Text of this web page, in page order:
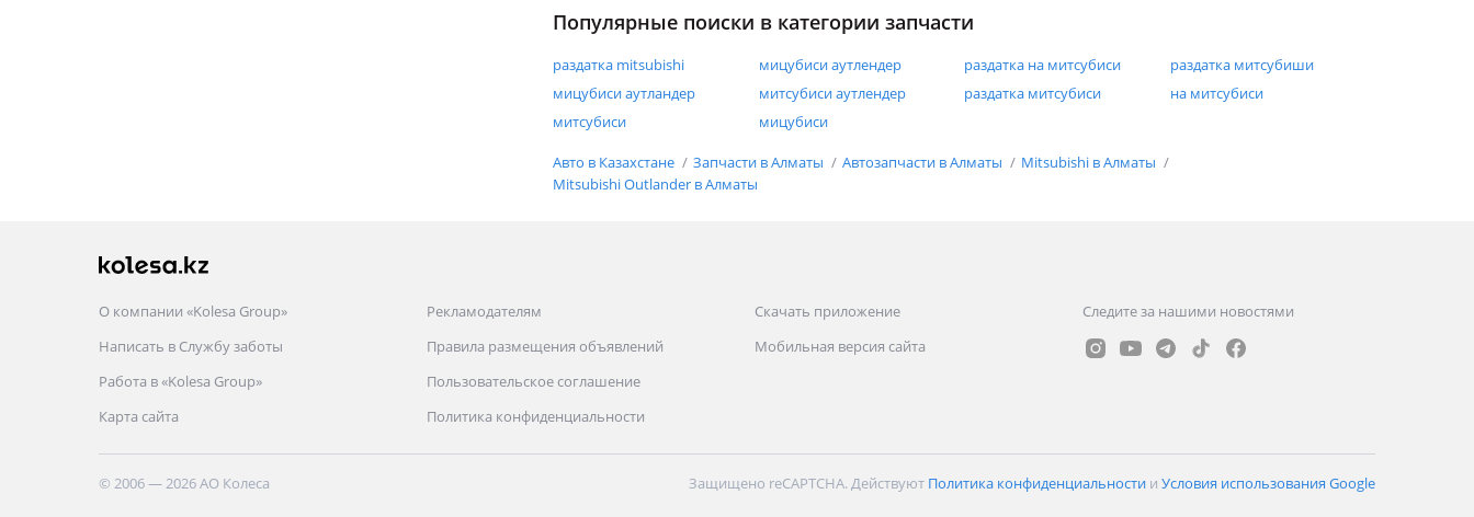
Популярные поиски в категории запчасти
раздатка mitsubishi мицубиси аутлендер раздатка на митсубиси
раздатка митсубиши
мицубиси аутландер
митсубиси аутлендер раздатка митсубиси
на митсубиси
митсубиси
мицубиси
Авто в Казахстане Запчасти в Алматы Автозапчасти в Алматы
Mitsubishi в Алматы
Mitsubishi Outlander в Алматы
О компании «Kolesa Group»
Написать в Службу заботы
Работа в «Kolesa Group»
Карта сайта
Рекламодателям
Правила размещения объявлений
Пользовательское соглашение
Политика конфиденциальности
Скачать приложение
Мобильная версия сайта
Следите за нашими новостями
© 2006 — 2026 АО Колеса Защищено reCAPTCHA. Действуют Политика конфиденциальности и Условия использования Google